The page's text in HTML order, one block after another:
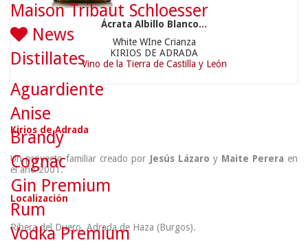
Ácrata Albillo Blanco...
White WIne Crianza
KIRIOS DE ADRADA
Vino de la Tierra de Castilla y León
Kirios de Adrada
Un proyecto familiar creado por Jesús Lázaro y Maite Perera en
el año 2001.
Localización
Ribera del Duero, Adrada de Haza (Burgos).
Maison Tribaut Schloesser
News
Distillates
Aguardiente
Anise
Brandy
Cognac
Gin Premium
Rum
Vodka Premium